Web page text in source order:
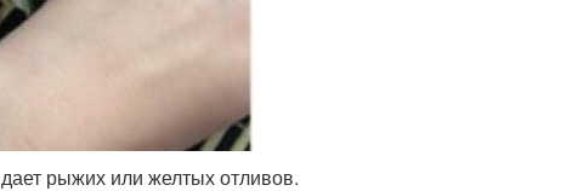
рыжих или желтых отливов.